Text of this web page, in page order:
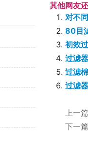
其他网友
对不
80目
初效
过滤
过滤
过滤
上一篇
下一篇